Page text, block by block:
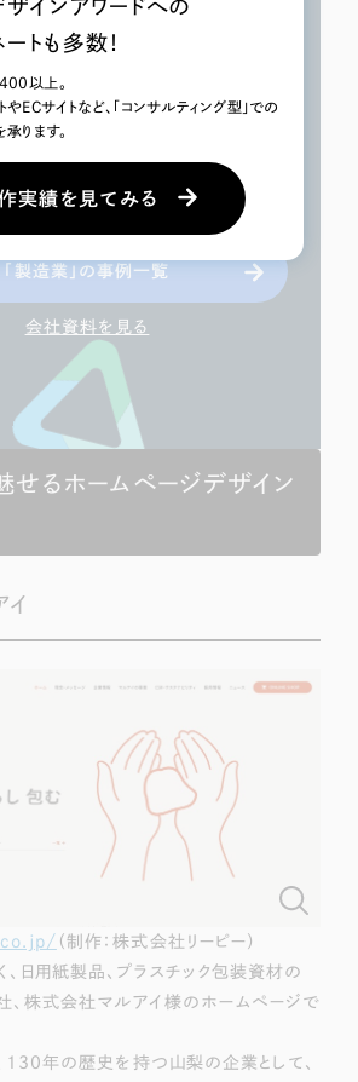
インアワードへの
ートも多数！
以上。
やECサイトなど、「コンサルティング型」での
ります。
実績を見てみる
実績はこちら
Webで地方をおもしろくする」というビジ
各地の”地方企業”を中心にWebサイト
、集客・採用面の支援を行っておりま
社以上）
「製造業」の事例一覧
会社資料を見る
せるホームページデザイン
（制作：株式会社リーピー）
日用紙製品、プラスチック包装資材の
、株式会社マルアイ様のホームページで
130年の歴史を持つ山梨の企業として、